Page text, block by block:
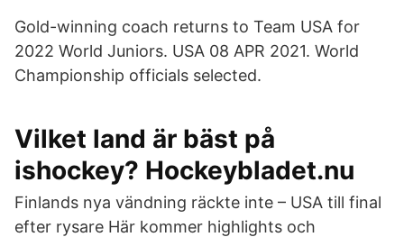
Gold-winning coach returns to Team USA for
2022 World Juniors. USA 08 APR 2021. World
Championship officials selected.
Vilket land är bäst på
ishockey? Hockeybladet.nu
Finlands nya vändning räckte inte – USA till final
efter rysare Här kommer highlights och